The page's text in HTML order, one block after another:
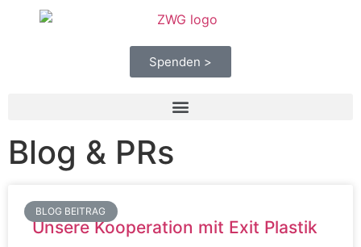
Spenden >
Blog & PRs
BLOG BEITRAG
Unsere Kooperation mit Exit Plastik